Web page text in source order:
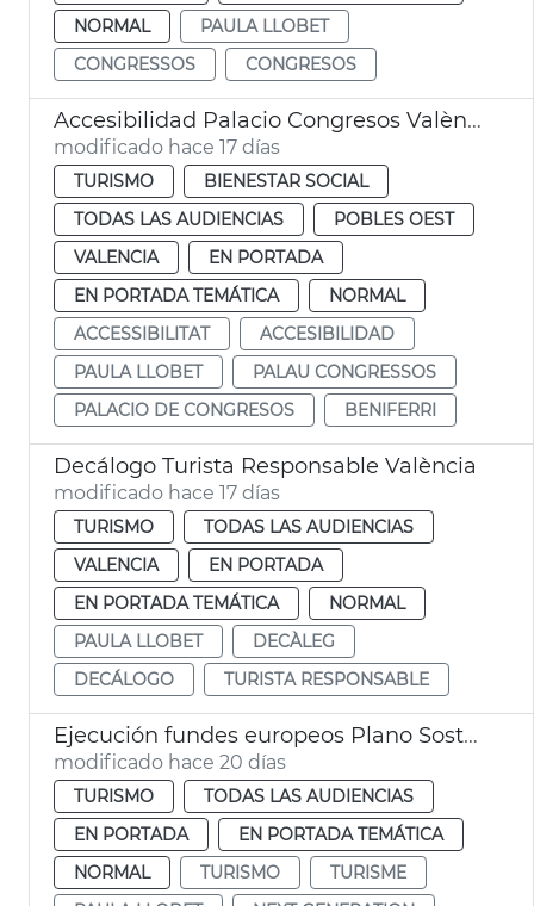
NORMAL
PAULA LLOBET
CONGRESSOS
CONGRESOS
Accesibilidad Palacio Congresos València
modificado hace 17 días
TURISMO
BIENESTAR SOCIAL
TODAS LAS AUDIENCIAS
POBLES OEST
VALENCIA
EN PORTADA
EN PORTADA TEMÁTICA
NORMAL
ACCESSIBILITAT
ACCESIBILIDAD
PAULA LLOBET
PALAU CONGRESSOS
PALACIO DE CONGRESOS
BENIFERRI
Decálogo Turista Responsable València
modificado hace 17 días
TURISMO
TODAS LAS AUDIENCIAS
VALENCIA
EN PORTADA
EN PORTADA TEMÁTICA
NORMAL
PAULA LLOBET
DECÀLEG
DECÁLOGO
TURISTA RESPONSABLE
Ejecución fundes europeos Plano Sostenibilidad Turística València
modificado hace 20 días
TURISMO
TODAS LAS AUDIENCIAS
EN PORTADA
EN PORTADA TEMÁTICA
NORMAL
TURISMO
TURISME